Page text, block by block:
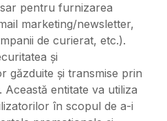
pentru furnizarea
marketing/newsletter,
de curierat, etc.).
și
găzduite și transmise prin
entitate va utiliza
în scopul de a-i